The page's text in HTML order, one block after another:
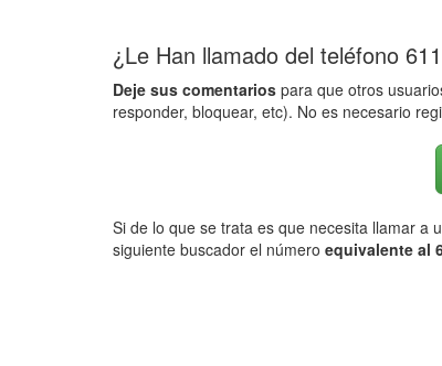
¿Le Han llamado del teléfono
Deje sus comentarios para que otros
responder, bloquear, etc). No es necesario
Si de lo que se trata es que necesita llamar a
siguiente buscador el número equivalente al